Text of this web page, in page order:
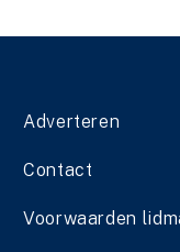
Adverteren
Contact
Voorwaarden